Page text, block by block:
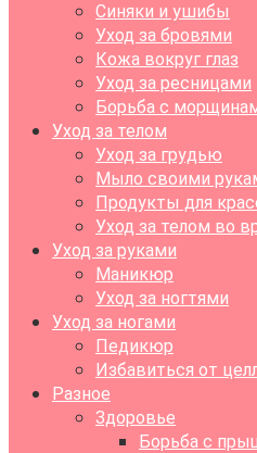
Синяки и ушибы
Уход за бровями
Кожа вокруг глаз
Уход за ресницами
Борьба с
Уход за телом
Уход за грудью
Мыло своими
Продукты для
Уход за телом во
Уход за руками
Маникюр
Уход за ногтями
Уход за ногами
Педикюр
Избавиться от
Разное
Здоровье
Борьба с